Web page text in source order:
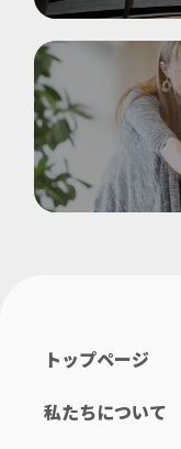
トップページ
私たちについて